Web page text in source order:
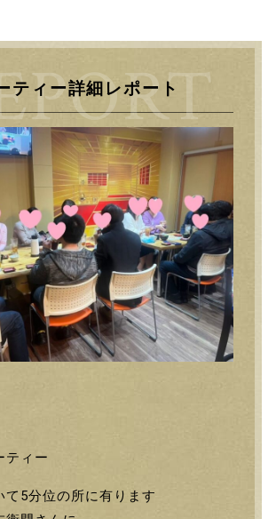
ティー詳細レポート
ティー
て5分位の所に有ります